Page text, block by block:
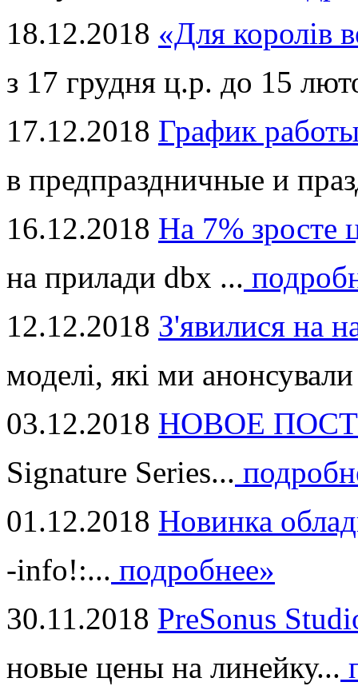
18.12.2018 «Для королів
з 17 грудня ц.р. до 15
17.12.2018 График
в предпраздничные и
16.12.2018 На 7% зросте
на прилади dbx ...
12.12.2018 З'явилися на
моделі, які ми
03.12.2018 НОВОЕ
Signature Series...
01.12.2018 Новинка
-info!:... подробнее»
30.11.2018 PreSonus
новые цены на линейку...